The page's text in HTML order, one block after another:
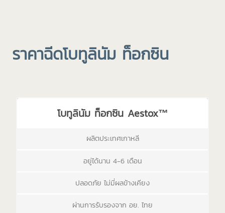
ราคาฉีดโบทูลินัม ท็อกซิน
โบทูลินัม ท็อกซิน Aestox™
ผลิตประเทศเกาหลี
อยู่ได้นาน 4-6 เดือน
ปลอดภัย ไม่มี่ผลข้างเคียง
ผ่านการรับรองจาก อย. ไทย